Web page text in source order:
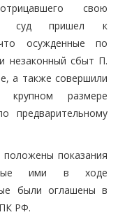
свою
суд пришел к
осужденные по
незаконный сбыт П.
а также совершили
размере
предварительному
показания
ими в ходе
были оглашены в
РФ.